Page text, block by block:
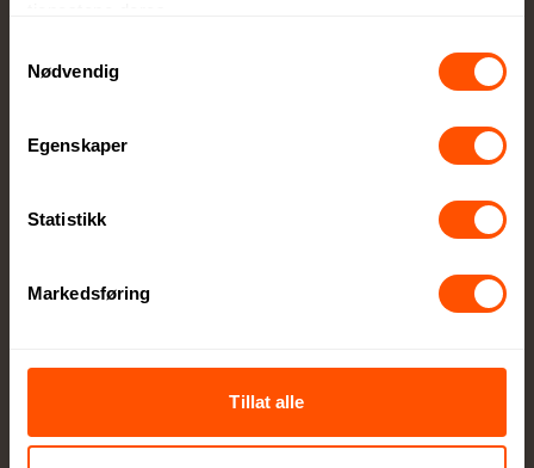
Nødvendig
Egenskaper
Statistikk
Markedsføring
Tillat alle
Lokal produksjon sikrer høy kvalitet og raskere